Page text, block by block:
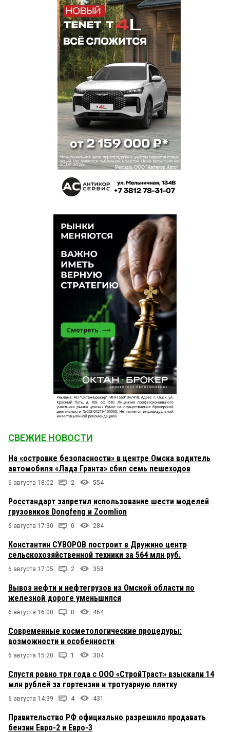
СВЕЖИЕ НОВОСТИ
На «островке безопасности» в центре Омска водитель
автомобиля «Лада Гранта» сбил семь пешеходов
6 августа 18:02 2 554
Росстандарт запретил использование шести моделей
грузовиков Dongfeng и Zoomlion
6 августа 17:30 0 284
Константин СУВОРОВ построит в Дружино центр
сельскохозяйственной техники за 564 млн руб.
6 августа 17:05 2 358
Вывоз нефти и нефтегрузов из Омской области по
железной дороге уменьшился
6 августа 16:00 0 464
Современные косметологические процедуры:
возможности и особенности
6 августа 15:20 1 304
Спустя ровно три года с ООО «СтройТраст» взыскали 14
млн рублей за гортензии и тротуарную плитку
6 августа 14:39 4 431
Правительство РФ официально разрешило продавать
бензин Евро-2 и Евро-3